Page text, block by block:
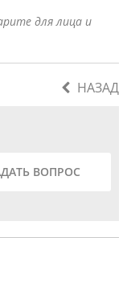
для лица и
НАЗАД
ВОПРОС